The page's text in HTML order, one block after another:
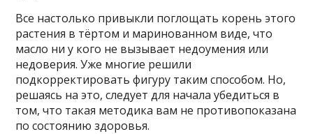
Все настолько привыкли поглощать корень этого
растения в тёртом и маринованном виде, что
масло ни у кого не вызывает недоумения или
недоверия. Уже многие решили
подкорректировать фигуру таким способом. Но,
решаясь на это, следует для начала убедиться в
том, что такая методика вам не противопоказана
по состоянию здоровья.